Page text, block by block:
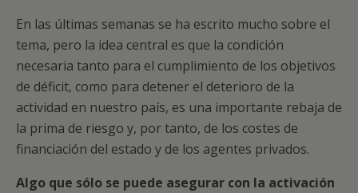
En las últimas semanas se ha escrito mucho sobre el
tema, pero la idea central es que la condición
necesaria tanto para el cumplimiento de los objetivos
de déficit, como para detener el deterioro de la
actividad en nuestro país, es una importante rebaja de
la prima de riesgo y, por tanto, de los costes de
financiación del estado y de los agentes privados.
Algo que sólo se puede asegurar con la activación